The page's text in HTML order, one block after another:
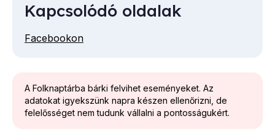
A Folknaptárba bárki felvihet eseményeket. Az
adatokat igyekszünk napra készen ellenőrizni, de
felelősséget nem tudunk vállalni a pontosságukért.
Kapcsolódó oldalak
Facebookon